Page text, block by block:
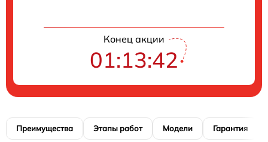
Конец акции
01:13:41
Преимущества Этапы работ Модели Гарантия